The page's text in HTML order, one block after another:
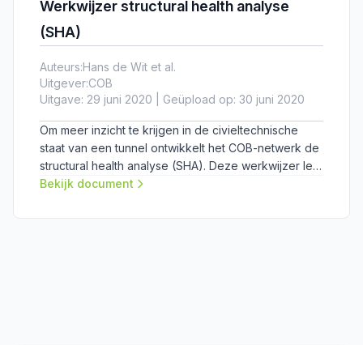
Werkwijzer structural health analyse
(SHA)
Auteurs:Hans de Wit et al.
Uitgever:COB
Uitgave: 29 juni 2020 | Geüpload op: 30 juni 2020
Om meer inzicht te krijgen in de civieltechnische
staat van een tunnel ontwikkelt het COB-netwerk de
structural health analyse (SHA). Deze werkwijzer legt
uit wat een SHA precies is en hoe deze bij een
Bekijk document